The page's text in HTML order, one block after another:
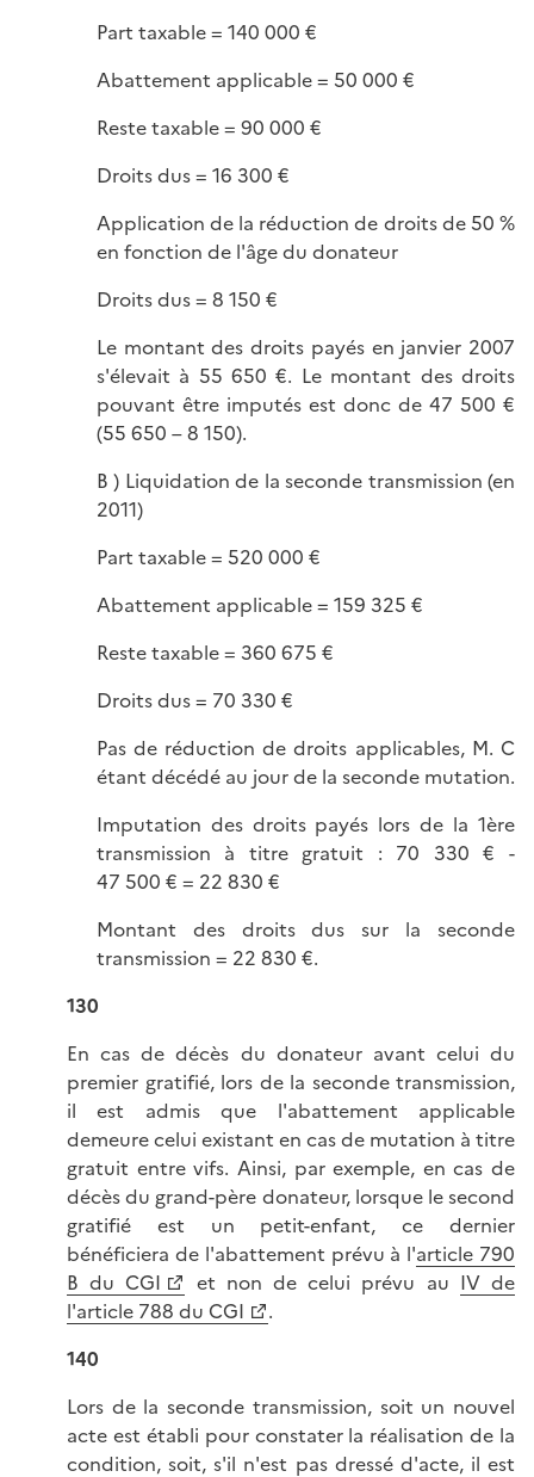
Part taxable = 140 000 €
Abattement applicable = 50 000 €
Reste taxable = 90 000 €
Droits dus = 16 300 €
Application de la réduction de droits de 50 %
en fonction de l'âge du donateur
Droits dus = 8 150 €
Le montant des droits payés en janvier 2007
s'élevait à 55 650 €. Le montant des droits
pouvant être imputés est donc de 47 500 €
(55 650 – 8 150).
B ) Liquidation de la seconde transmission (en
2011)
Part taxable = 520 000 €
Abattement applicable = 159 325 €
Reste taxable = 360 675 €
Droits dus = 70 330 €
Pas de réduction de droits applicables, M. C
étant décédé au jour de la seconde mutation.
Imputation des droits payés lors de la 1ère
transmission à titre gratuit : 70 330 € -
47 500 € = 22 830 €
Montant des droits dus sur la seconde
transmission = 22 830 €.
130
En cas de décès du donateur avant celui du
premier gratifié, lors de la seconde transmission,
il est admis que l'abattement applicable
demeure celui existant en cas de mutation à titre
gratuit entre vifs. Ainsi, par exemple, en cas de
décès du grand-père donateur, lorsque le second
gratifié est un petit-enfant, ce dernier
bénéficiera de l'abattement prévu à l'article 790
B du CGI
et non de celui prévu au IV de
l'article 788 du CGI
.
140
Lors de la seconde transmission, soit un nouvel
acte est établi pour constater la réalisation de la
condition, soit, s'il n'est pas dressé d'acte, il est